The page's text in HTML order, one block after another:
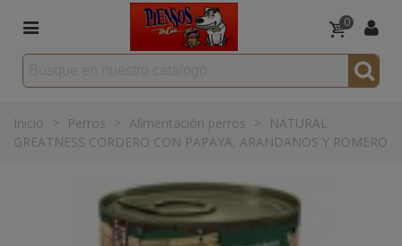
0
Inicio > Perros > Alimentación perros >
NATURAL
GREATNESS CORDERO CON PAPAYA, ARANDANOS Y ROMERO